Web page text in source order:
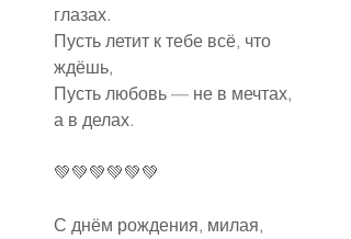
глазах.
Пусть летит к тебе всё, что
ждёшь,
Пусть любовь — не в мечтах,
а в делах.
💚💚💚💚💚💚
С днём рождения, милая,